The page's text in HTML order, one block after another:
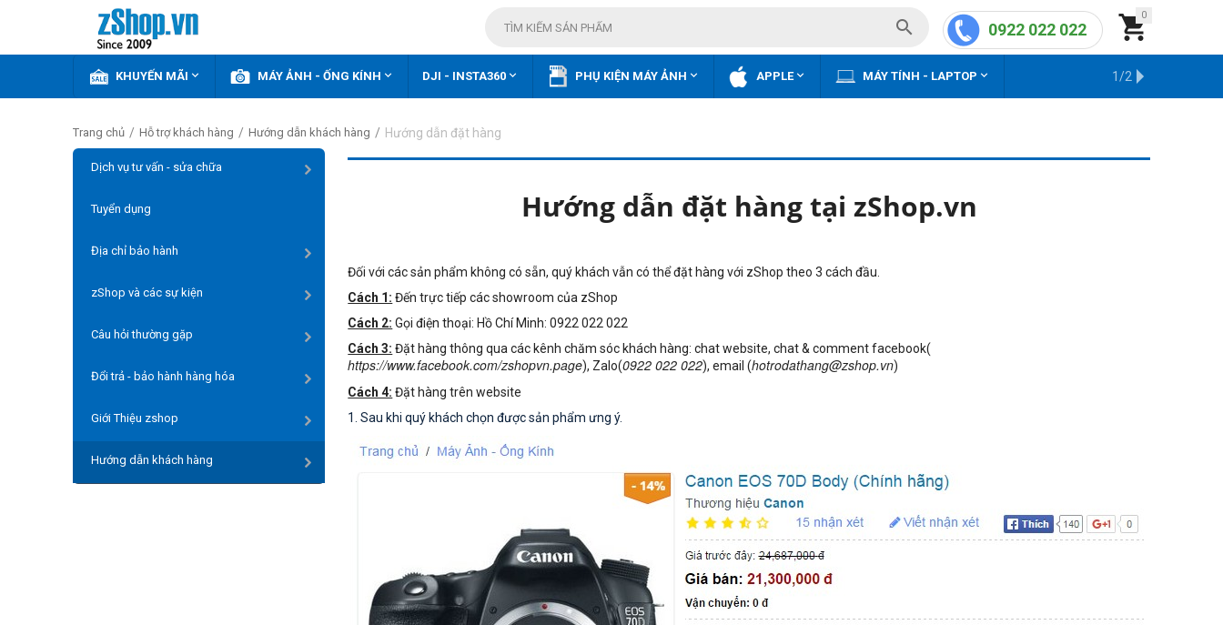
0

0922 022 022

KHUYẾN MÃI  MÁY ẢNH - ỐNG KÍNH  DJI - INSTA360  PHỤ KIỆN MÁY ẢNH  APPLE MÁY TÍNH - LAPTOP  KHO HÀNG CŨ
1/2
Trang chủ / Hỗ trợ khách hàng / Hướng dẫn khách hàng / Hướng dẫn đặt hàng
Dịch vụ tư vấn - sửa chữa
Tuyển dụng
Địa chỉ bảo hành
zShop và các sự kiện
Câu hỏi thường gặp
Đổi trả - bảo hành hàng hóa
Giới Thiệu zshop
Hướng dẫn khách hàng
Hướng dẫn đặt hàng tại zShop.vn
Đối với các sản phẩm không có sẵn, quý khách vẫn có thể đặt hàng với zShop theo 3 cách đầu.
Cách 1: Đến trực tiếp các showroom của zShop
Cách 2: Gọi điện thoại: Hồ Chí Minh: 0922 022 022
Cách 3: Đặt hàng thông qua các kênh chăm sóc khách hàng: chat website, chat & comment facebook(
https://www.facebook.com/zshopvn.page), Zalo(0922 022 022), email (hotrodathang@zshop.vn)
Cách 4: Đặt hàng trên website
1. Sau khi quý khách chọn được sản phẩm ưng ý.